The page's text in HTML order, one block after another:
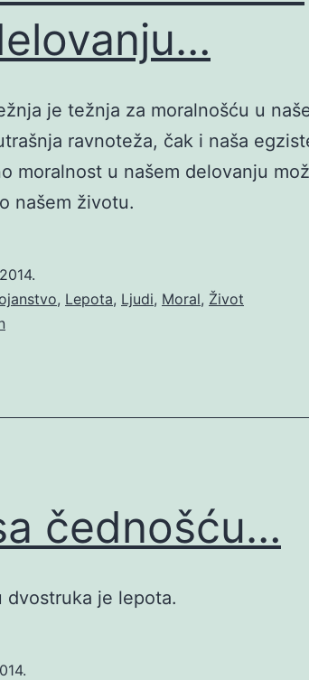
je težnja za moralnošću u
ravnoteža, čak i naša
moralnost u našem delovanju
našem životu.
, Lepota, Ljudi, Moral, Život
čednošću…
dvostruka je lepota.